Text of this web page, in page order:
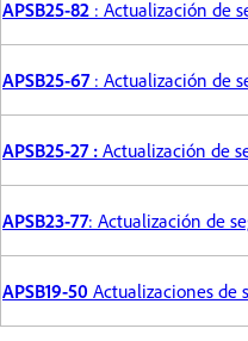
APSB25-82 : Actualización de
APSB25-67 : Actualización de
APSB25-27 : Actualización de
APSB23-77: Actualización de
APSB19-50 Actualizaciones de